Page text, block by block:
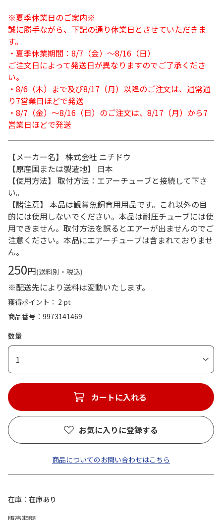
※夏季休業日のご案内※
誠に勝手ながら、下記の通り休業日とさせていただきま
す。
・夏季休業期間：8/7（金）～8/16（日）
ご注文日によって発送日が異なりますのでご了承くださ
い。
・8/6（木）まで及び8/17（月）以降のご注文は、通常通
り7営業日ほどで発送
・8/7（金）～8/16（日）のご注文は、8/17（月）から7
営業日ほどで発送
【メーカー名】 株式会社 ニチドウ
【原産国または製造地】 日本
【使用方法】 取付方法：エアーチューブと接続して下さ
い。
【諸注意】 本品は観賞魚飼育用用品です。これ以外の目
的には使用しないでください。本品は耐圧チューブには使
用できません。取付方法を誤るとエアーが出ませんのでご
注意ください。本品にエアーチューブは含まれておりませ
ん。
250円(送料別・税込)
※配送先により送料は変動いたします。
獲得ポイント： 2 pt
商品番号
9973141469
数量
1
カートに入れる
お気に入りに登録する
商品についてのお問い合わせはこちら
在庫
在庫あり